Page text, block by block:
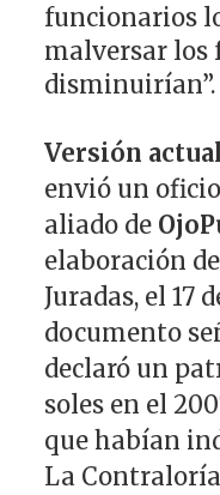
funcionarios
malversar los
disminuirían”.
Versión
envió un
aliado de
elaboración
Juradas, el 17
documento
declaró un
soles en el
que habían
La